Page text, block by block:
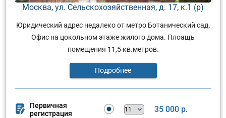
Москва, ул. Сельскохозяйственная, д. 17, к.1 (р)
Юридический адрес недалеко от метро Ботанический сад.
Офис на цокольном этаже жилого дома. Плоащь
помещения 11,5 кв.метров.
Подробнее
Первичная
регистрация
35 000 р.